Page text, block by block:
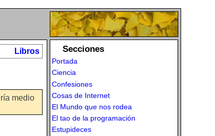
Libros
medio
Secciones
Portada
Ciencia
Confesiones
Cosas de Internet
El Mundo que nos rodea
El tao de la programación
Estupideces